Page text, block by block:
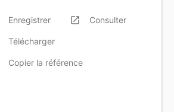
Enregistrer launch Consulter
Télécharger
Copier la référence